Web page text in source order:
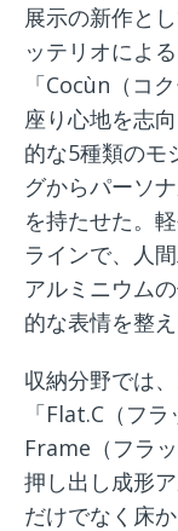
展示の新作と
ッテリオによ
「Cocùn（コ
座り心地を志
的な5種類のモ
グからパーソ
を持たせた。
ラインで、人
アルミニウム
的な表情を整
収納分野では
「Flat.C（フ
Frame（フラ
押し出し成形
だけでなく床